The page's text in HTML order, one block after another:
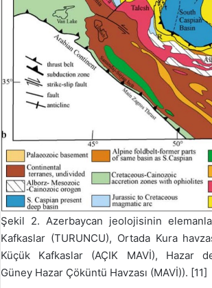
Şekil 2. Azerbaycan jeolojisinin
Kafkaslar (TURUNCU), Ortada Kura
Küçük Kafkaslar (AÇIK MAVİ), Hazar
Güney Hazar Çöküntü Havzası (MAVİ)). [11]